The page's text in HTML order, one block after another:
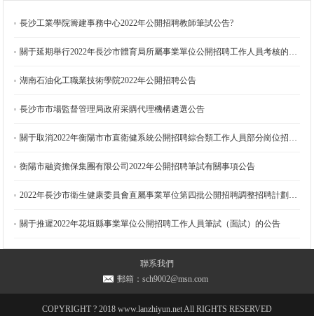
長沙工業學院籌建事務中心2022年公開招聘教師筆試公告?
關于延期舉行2022年長沙市體育局所屬事業單位公開招聘工作人員考核的公告
湖南石油化工職業技術學院2022年公開招聘公告
長沙市市場監督管理局政府采購代理機構遴選公告
關于取消2022年衡陽市市直衛健系統公開招聘綜合類工作人員部分崗位招聘計劃的公告
衡陽市融資擔保集團有限公司2022年公開招聘筆試有關事項公告
2022年長沙市衛生健康委員會直屬事業單位第四批公開招聘調整招聘計劃的公告
關于推遲2022年花垣縣事業單位公開招聘工作人員筆試（面試）的公告
2022年長沙市知識產權局所屬事業單位公開招聘工作人員簡章
2022年長沙市衛生健康委員會直屬事業單位第四批公開招聘工作人員簡章
聯系我們
郵箱：sch9002@msn.com
COPYRIGHT ? 2018 www.lanzhiyun.net All RIGHTS RESERVED